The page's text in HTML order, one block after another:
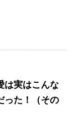
は実はこんな
った！（その